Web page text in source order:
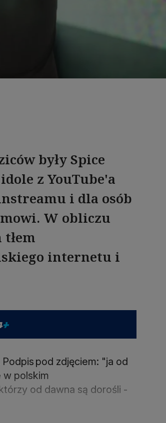
były Spice
z YouTube'a
i dla osób
W obliczu
internetu i
pod zdjęciem: "ja od
w polskim
od dawna są dorośli -